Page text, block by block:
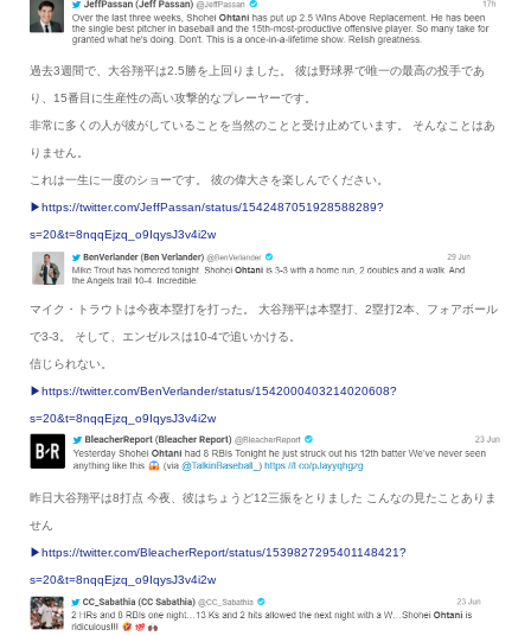
過去3週間で、大谷翔平は2.5勝を上回りました。 彼は野球界で唯一の最高の投手であ
り、15番目に生産性の高い攻撃的なプレーヤーです。
非常に多くの人が彼がしていることを当然のことと受け止めています。 そんなことはあ
りません。
これは一生に一度のショーです。 彼の偉大さを楽しんでください。
▶︎https://twitter.com/JeffPassan/status/1542487051928588289?
s=20&t=8nqqEjzq_o9IqysJ3v4i2w
マイク・トラウトは今夜本塁打を打った。 大谷翔平は本塁打、2塁打2本、フォアボール
で3-3。 そして、エンゼルスは10-4で追いかける。
信じられない。
▶︎https://twitter.com/BenVerlander/status/1542000403214020608?
s=20&t=8nqqEjzq_o9IqysJ3v4i2w
昨日大谷翔平は8打点 今夜、彼はちょうど12三振をとりました こんなの見たことありま
せん
▶︎https://twitter.com/BleacherReport/status/1539827295401148421?
s=20&t=8nqqEjzq_o9IqysJ3v4i2w